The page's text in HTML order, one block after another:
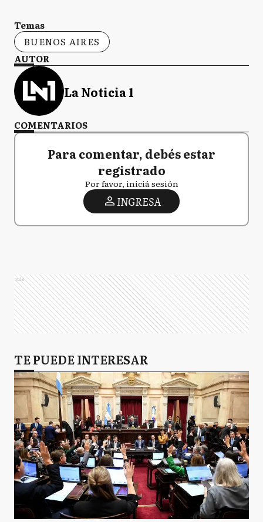
Temas
BUENOS AIRES
AUTOR
La Noticia 1
COMENTARIOS
Para comentar, debés estar
registrado
Por favor, iniciá sesión
INGRESA
Ads
TE PUEDE INTERESAR